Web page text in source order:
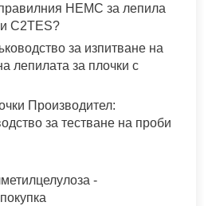
HEMC за лепила
C2TES?
за изпитване на
лепилата за плочки с
Производител:
за тестване на проби
-